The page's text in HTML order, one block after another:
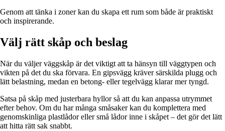
Genom att tänka i zoner kan du skapa ett rum som både är praktiskt
och inspirerande.
Välj rätt skåp och beslag
När du väljer väggskåp är det viktigt att ta hänsyn till väggtypen och
vikten på det du ska förvara. En gipsvägg kräver särskilda plugg och
lätt belastning, medan en betong- eller tegelvägg klarar mer tyngd.
Satsa på skåp med justerbara hyllor så att du kan anpassa utrymmet
efter behov. Om du har många småsaker kan du komplettera med
genomskinliga plastlådor eller små lådor inne i skåpet – det gör det lätt
att hitta rätt sak snabbt.